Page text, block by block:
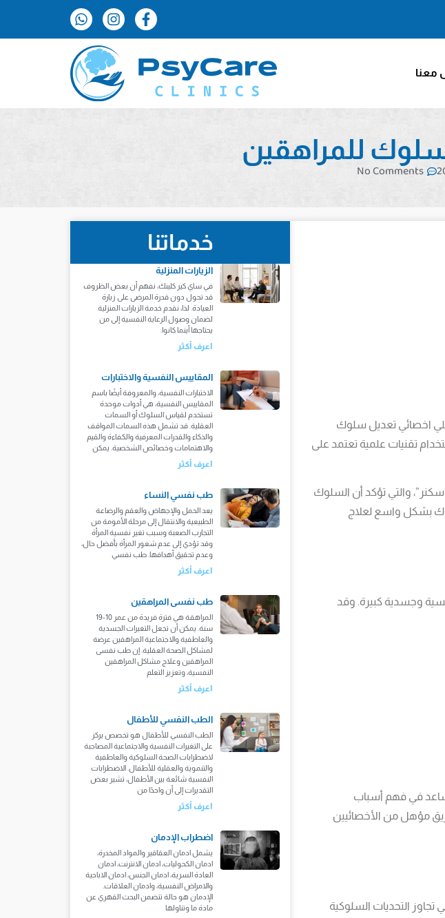
معنا
للمراهقين
No Comments
اخصائي تعديل سلوك
تقنيات علمية تعتمد على
والتي تؤكد أن السلوك
بشكل واسع لعلاج
وجسدية كبيرة. وقد
في فهم أسباب
مؤهل من الأخصائيين
التحديات السلوكية
خدماتنا
الزيارات المنزلية
في ساي كير كلينك، نفهم أن بعض الظروف
قد تحول دون قدرة المرضى على زيارة
العيادة. لذا، نقدم خدمة الزيارات المنزلية
لضمان وصول الرعاية النفسية إلى من
يحتاجها أينما كانوا.
اعرف أكثر
المقاييس النفسية والاختبارات
الاختبارات النفسية، والمعروفة أيضًا باسم
المقاييس النفسية، هي أدوات موحدة
تستخدم لقياس السلوك أو السمات
العقلية. قد تشمل هذه السمات المواقف
والذكاء والقدرات المعرفية والكفاءة والقيم
والاهتمامات وخصائص الشخصية. يمكن
اعرف أكثر
طب نفسي النساء
يعد الحمل والإجهاض والعقم والرضاعة
الطبيعية والانتقال إلى مرحلة الأمومة من
التجارب الصعبة وسبب تغير نفسية المرأة
وقد تؤدي إلى عدم شعور المرأة بأفضل حال،
وعدم تحقيق أهدافها. طب نفسي
اعرف أكثر
طب نفسى المراهقين
المراهقة هي فترة فريدة من عمر 10-19
سنة. يمكن أن تجعل التغيرات الجسدية
والعاطفية والاجتماعية المراهقين عرضة
لمشاكل الصحة العقلية. إن طب نفسى
المراهقين وعلاج مشاكل المراهقين
النفسية، وتعزيز التعلم
اعرف أكثر
الطب النفسي للأطفال
الطب النفسي للأطفال هو تخصص يركز
على التغيرات النفسية والاجتماعية المصاحبة
لاضطرابات الصحة السلوكية والعاطفية
والتنموية والعقلية للأطفال. الاضطرابات
النفسية شائعة بين الأطفال، تشير بعض
التقديرات إلى أن واحدًا من
اعرف أكثر
اضطراب الإدمان
يشمل ادمان العقاقير والمواد المخدرة،
ادمان الكحوليات، ادمان الانترنت، ادمان
العادة السرية، ادمان الجنس، ادمان الاباحية
والامراض النفسية، وادمان العلاقات.
الإدمان هو حالة تتضمن البحث القهري عن
مادة ما وتناولها